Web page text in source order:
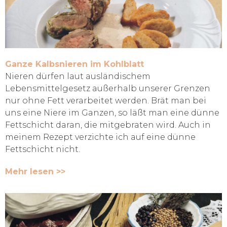
Ganze Kalbsnieren im Kohlblatt
Nieren dürfen laut ausländischem
Lebensmittelgesetz außerhalb unserer Grenzen
nur ohne Fett verarbeitet werden. Brät man bei
uns eine Niere im Ganzen, so läßt man eine dünne
Fettschicht daran, die mitgebraten wird. Auch in
meinem Rezept verzichte ich auf eine dünne
Fettschicht nicht.
Mehr lesen >>